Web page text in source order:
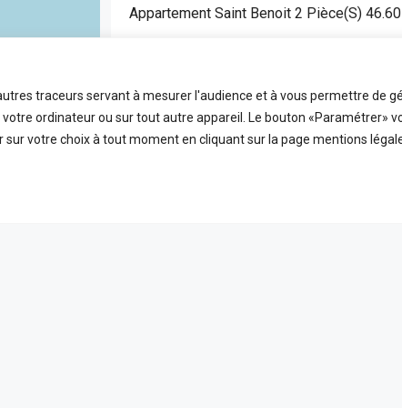
traceurs servant à mesurer l'audience et à vous permettre de
ordinateur ou sur tout autre appareil. Le bouton «Paramétrer»
votre choix à tout moment en cliquant sur la page mentions
Appartement Saint Benoit 2 Pièce(s)
2
Pièces
FDA7472
Référence
46.6
m2